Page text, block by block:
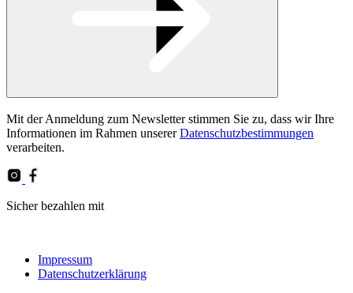
leave
this
field
Mit der Anmeldung zum Newsletter stimmen Sie zu, dass wir Ihre
Informationen im Rahmen unsererDatenschutzbestimmungen
verarbeiten.
Sicher bezahlen mit
Impressum
Datenschutzerklärung